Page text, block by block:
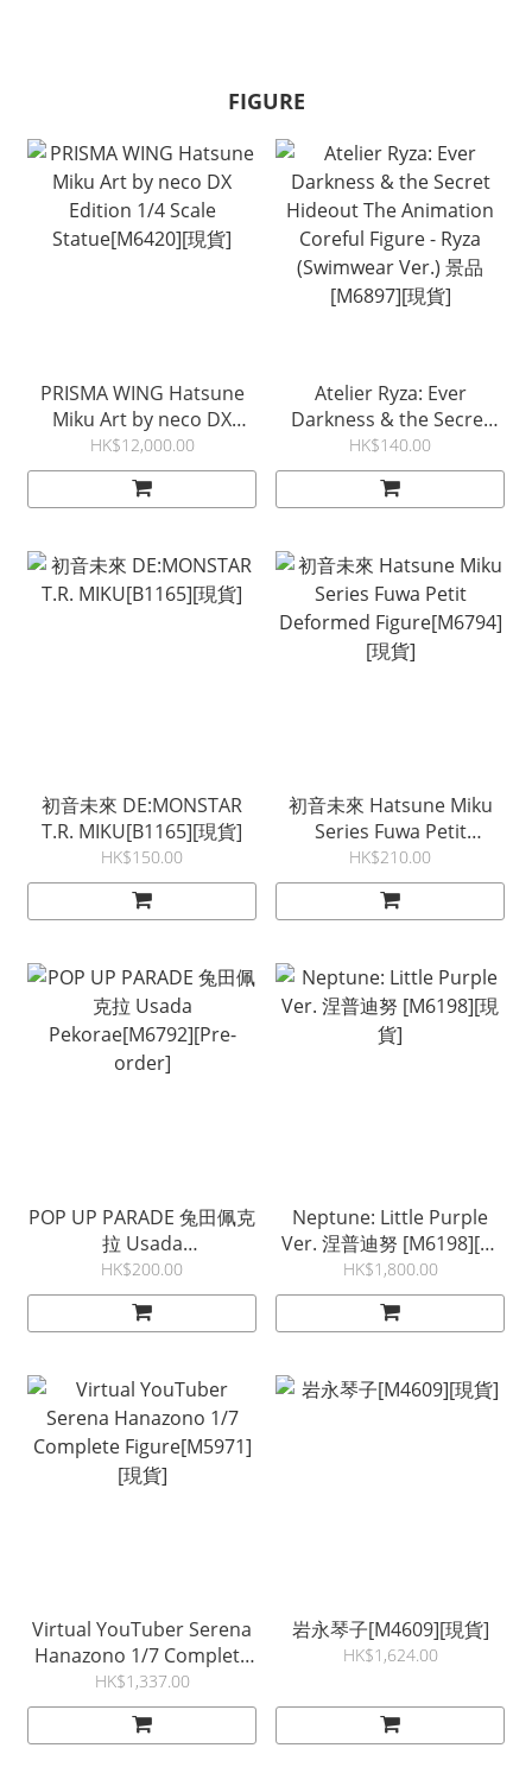
FIGURE
PRISMA WING Hatsune
Miku Art by neco DX
Edition 1/4 Scale
Statue[M6420][現貨]
HK$12,000.00
Atelier Ryza: Ever
Darkness & the Secret
Hideout The Animation
Coreful Figure - Ryza
(Swimwear Ver.) 景品
HK$140.00
初音未來 DE:MONSTAR
T.R. MIKU[B1165][現貨]
HK$150.00
初音未來 Hatsune Miku
Series Fuwa Petit
Deformed Figure[M6794]
[現貨]
HK$210.00
POP UP PARADE 兔田佩克
拉 Usada
Pekorae[M6792][Pre-
order]
HK$200.00
Neptune: Little Purple
Ver. 涅普迪努 [M6198][現
貨]
HK$1,800.00
Virtual YouTuber Serena
Hanazono 1/7 Complete
Figure[M5971][現貨]
HK$1,337.00
岩永琴子[M4609][現貨]
HK$1,624.00